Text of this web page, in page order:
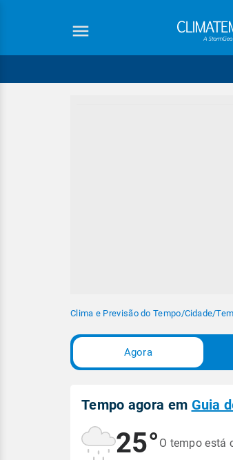
Clima e Previsão do Tempo/Cidade/
Agora
Tempo agora em Guia
25° O tempo está